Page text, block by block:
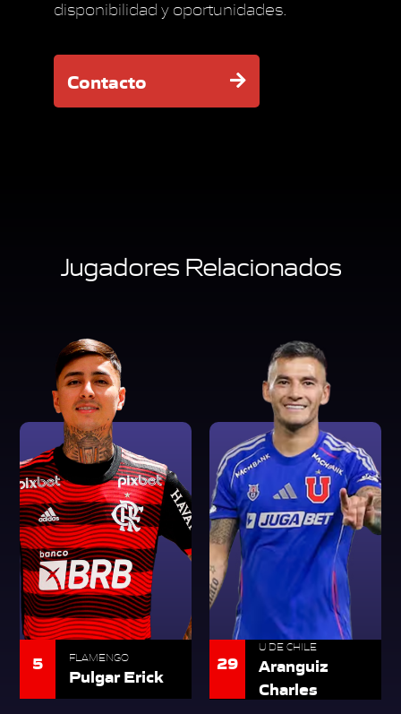
disponibilidad y oportunidades.
Contacto
Jugadores Relacionados
5 FLAMENGO
Pulgar Erick
29
U DE CHILE
Aranguiz
Charles